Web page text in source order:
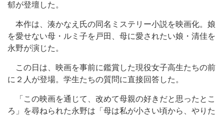
郁が登壇した。
本作は、湊かなえ氏の同名ミステリー小説を映画化。娘
を愛せない母・ルミ子を戸田、母に愛されたい娘・清佳を
永野が演じた。
この日は、映画を事前に鑑賞した現役女子高生たちの前
に２人が登場。学生たちの質問に直接回答した。
「この映画を通じて、改めて母親の好きだと思ったとこ
ろ」を尋ねられた永野は「母は私が小さい頃から、やりた